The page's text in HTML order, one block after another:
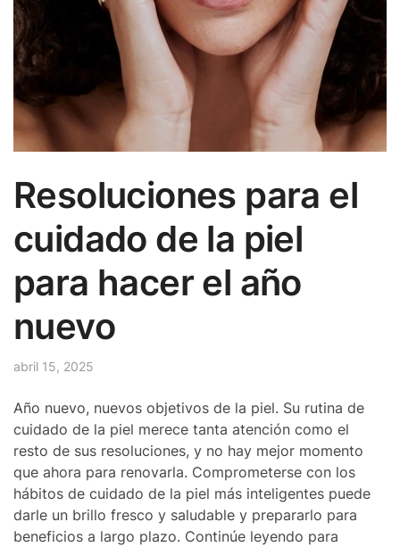
Resoluciones para el
cuidado de la piel
para hacer el año
nuevo
abril 15, 2025
Año nuevo, nuevos objetivos de la piel. Su rutina de
cuidado de la piel merece tanta atención como el
resto de sus resoluciones, y no hay mejor momento
que ahora para renovarla. Comprometerse con los
hábitos de cuidado de la piel más inteligentes puede
darle un brillo fresco y saludable y prepararlo para
beneficios a largo plazo. Continúe leyendo para